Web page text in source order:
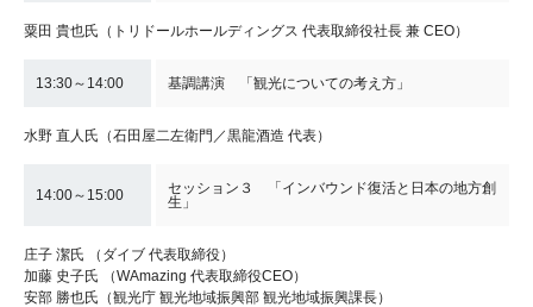
粟田 貴也氏（トリドールホールディングス 代表取締役社⻑ 兼 CEO）
13:30～14:00 基調講演 「観光についての考え方」
水野 直人氏（石田屋二左衛門／黒龍酒造 代表）
14:00～15:00
セッション３ 「インバウンド復活と日本の地方創
生」
庄子 潔氏 （ダイブ 代表取締役）
加藤 史子氏 （WAmazing 代表取締役CEO）
安部 勝也氏（観光庁 観光地域振興部 観光地域振興課長）